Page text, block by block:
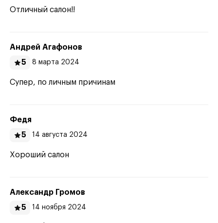
Отличный салон!!
Андрей Агафонов
5
8 марта 2024
Супер, по личным причинам
Федя
5
14 августа 2024
Хороший салон
Александр Громов
5
14 ноября 2024